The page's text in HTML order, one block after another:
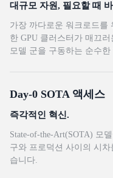
대규모 자원, 필요할 때
가장 까다로운 워크로드를
한 GPU 클러스터가 매끄
모델 군을 구동하는 순수
Day-0 SOTA 액세스
즉각적인 혁신.
State-of-the-Art(SOTA) 모
구와 프로덕션 사이의 시
습니다.